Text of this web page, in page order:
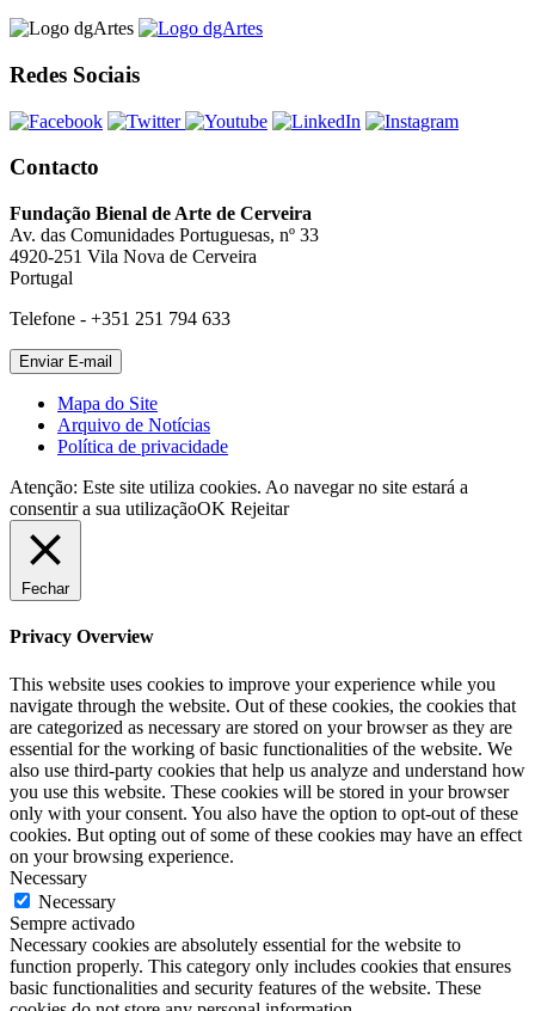
Redes Sociais
Contacto
Fundação Bienal de Arte de Cerveira
Av. das Comunidades Portuguesas, nº 33
4920-251 Vila Nova de Cerveira
Portugal
Telefone - +351 251 794 633
Mapa do Site
Arquivo de Notícias
Política de privacidade
Atenção: Este site utiliza cookies. Ao navegar no site estará a
consentir a sua utilizaçãoOK Rejeitar
Fechar
Privacy Overview
This website uses cookies to improve your experience while you
navigate through the website. Out of these cookies, the cookies that
are categorized as necessary are stored on your browser as they are
essential for the working of basic functionalities of the website. We
also use third-party cookies that help us analyze and understand how
you use this website. These cookies will be stored in your browser
only with your consent. You also have the option to opt-out of these
cookies. But opting out of some of these cookies may have an effect
on your browsing experience.
Necessary
Necessary
Sempre activado
Necessary cookies are absolutely essential for the website to
function properly. This category only includes cookies that ensures
basic functionalities and security features of the website. These